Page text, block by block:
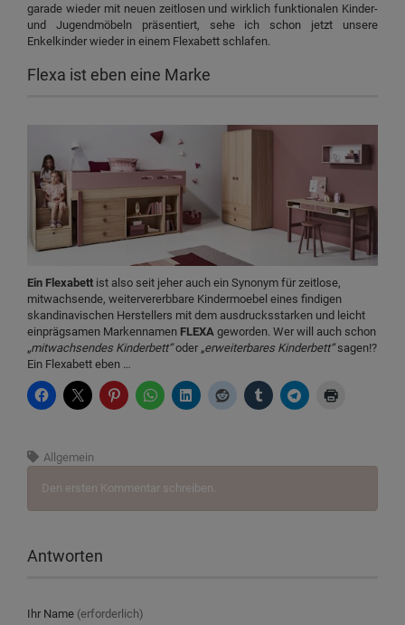
garade wieder mit neuen zeitlosen und wirklich funktionalen Kinder-
und Jugendmöbeln präsentiert, sehe ich schon jetzt unsere
Enkelkinder wieder in einem Flexabett schlafen.
Flexa ist eben eine Marke
Ein Flexabett ist also seit jeher auch ein Synonym für zeitlose,
mitwachsende, weitervererbbare Kindermoebel eines findigen
skandinavischen Herstellers mit dem ausdrucksstarken und leicht
einprägsamen Markennamen FLEXA geworden. Wer will auch schon
„mitwachsendes Kinderbett“oder „erweiterbares Kinderbett“sagen!?
Ein Flexabett eben …
Allgemein
Den ersten Kommentar schreiben.
Antworten
Ihr Name (erforderlich)